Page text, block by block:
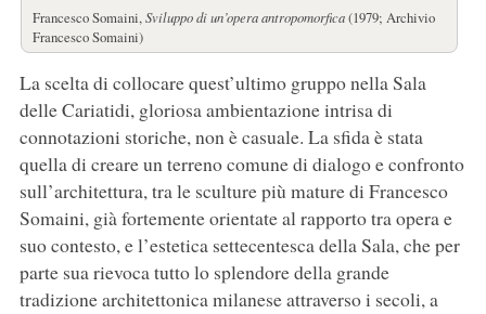
Francesco Somaini,Sviluppo di un’opera antropomorfica(1979; Archivio
Francesco Somaini)
La scelta di collocare quest’ultimo gruppo nella Sala
delle Cariatidi, gloriosa ambientazione intrisa di
connotazioni storiche, non è casuale. La sfida è stata
quella di creare un terreno comune di dialogo e confronto
sull’architettura, tra le sculture più mature di Francesco
Somaini, già fortemente orientate al rapporto tra opera e
suo contesto, e l’estetica settecentesca della Sala, che per
parte sua rievoca tutto lo splendore della grande
tradizione architettonica milanese attraverso i secoli, a